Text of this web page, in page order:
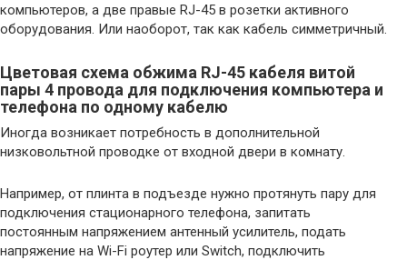
компьютеров, а две правые RJ-45 в розетки активного
оборудования. Или наоборот, так как кабель симметричный.
Цветовая схема обжима RJ-45 кабеля витой
пары 4 провода для подключения компьютера и
телефона по одному кабелю
Иногда возникает потребность в дополнительной
низковольтной проводке от входной двери в комнату.
Например, от плинта в подъезде нужно протянуть пару для
подключения стационарного телефона, запитать
постоянным напряжением антенный усилитель, подать
напряжение на Wi-Fi роутер или Switch, подключить